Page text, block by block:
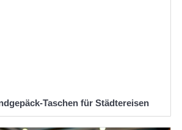
Taschen für Städtereisen